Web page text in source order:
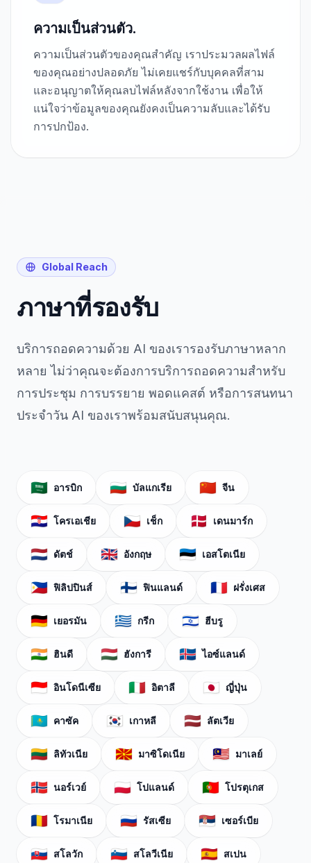
ความเป็นส่วนตัว.
ความเป็นส่วนตัวของคุณสำคัญ เราประมวลผลไฟล์
ของคุณอย่างปลอดภัย ไม่เคยแชร์กับบุคคลที่สาม
และอนุญาตให้คุณลบไฟล์หลังจากใช้งาน เพื่อให้
แน่ใจว่าข้อมูลของคุณยังคงเป็นความลับและได้รับ
การปกป้อง.
Global Reach
ภาษาที่รองรับ
บริการถอดความด้วย AI ของเรารองรับภาษาหลาก
หลาย ไม่ว่าคุณจะต้องการบริการถอดความสำหรับ
การประชุม การบรรยาย พอดแคสต์ หรือการสนทนา
ประจำวัน AI ของเราพร้อมสนับสนุนคุณ.
🇸🇦 อารบิก 🇧🇬 บัลแกเรีย 🇨🇳 จีน
🇭🇷 โครเอเชีย 🇨🇿 เช็ก 🇩🇰 เดนมาร์ก
🇳🇱 ดัตช์ 🇬🇧 อังกฤษ 🇪🇪 เอสโตเนีย
🇵🇭 ฟิลิปปินส์ 🇫🇮 ฟินแลนด์ 🇫🇷 ฝรั่งเศส
🇩🇪 เยอรมัน 🇬🇷 กรีก 🇮🇱 ฮีบรู
🇮🇳 ฮินดี 🇭🇺 ฮังการี 🇮🇸 ไอซ์แลนด์
🇮🇩 อินโดนีเซีย 🇮🇹 อิตาลี 🇯🇵 ญี่ปุ่น
🇰🇿 คาซัค 🇰🇷 เกาหลี 🇱🇻 ลัตเวีย
🇱🇹 ลิทัวเนีย 🇲🇰 มาซิโดเนีย 🇲🇾 มาเลย์
🇳🇴 นอร์เวย์ 🇵🇱 โปแลนด์ 🇵🇹 โปรตุเกส
🇷🇴 โรมาเนีย 🇷🇺 รัสเซีย 🇷🇸 เซอร์เบีย
🇸🇰 สโลวัก 🇸🇮 สโลวีเนีย 🇪🇸 สเปน